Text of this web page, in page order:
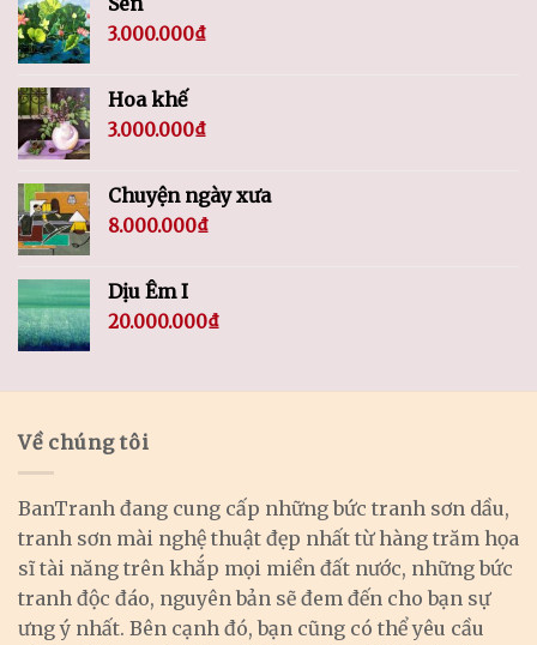
3.000.000₫
Hoa khế
3.000.000₫
Chuyện ngày xưa
8.000.000₫
Dịu Êm I
20.000.000₫
Về chúng tôi
BanTranh đang cung cấp những bức tranh sơn dầu,
tranh sơn mài nghệ thuật đẹp nhất từ hàng trăm họa
sĩ tài năng trên khắp mọi miền đất nước, những bức
tranh độc đáo, nguyên bản sẽ đem đến cho bạn sự
ưng ý nhất. Bên cạnh đó, bạn cũng có thể yêu cầu